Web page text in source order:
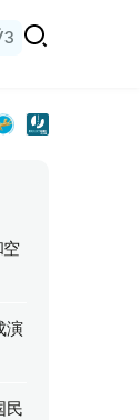
空
演
民